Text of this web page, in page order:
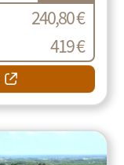
240,80 €
419 €